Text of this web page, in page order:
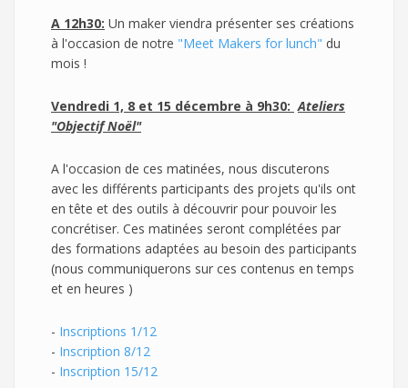
A 12h30: Un maker viendra présenter ses créations
à l'occasion de notre "Meet Makers for lunch" du
mois !
Vendredi 1, 8 et 15 décembre à 9h30: Ateliers
"Objectif Noël"
A l'occasion de ces matinées, nous discuterons
avec les différents participants des projets qu'ils ont
en tête et des outils à découvrir pour pouvoir les
concrétiser. Ces matinées seront complétées par
des formations adaptées au besoin des participants
(nous communiquerons sur ces contenus en temps
et en heures )
- Inscriptions 1/12
- Inscription 8/12
- Inscription 15/12